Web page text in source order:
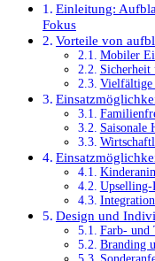
Einleitung:
Fokus
Vorteile von
Mobiler
Sicherheit
Vielfältige
Saisonale
Upselling-
Design und
Farb- und
Branding